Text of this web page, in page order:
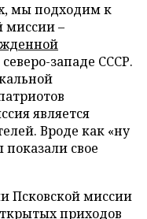
мы подходим к
миссии –
западе СССР.
является
Вроде как «ну
свое
Псковской миссии
приходов